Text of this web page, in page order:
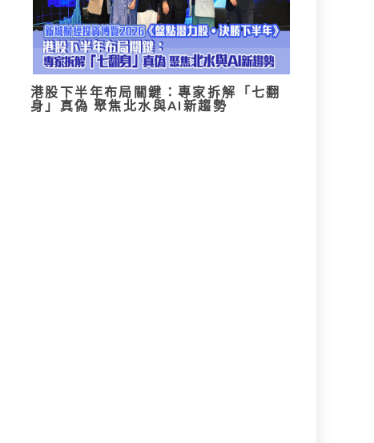
港股下半年布局關鍵：專家拆解「七翻
身」真偽 聚焦北水與AI新趨勢